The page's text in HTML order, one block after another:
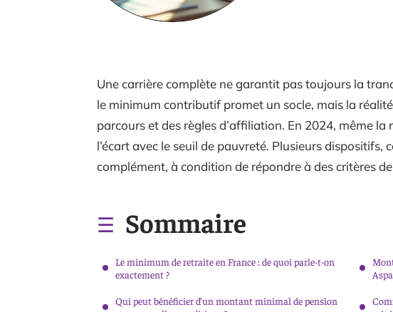
Une carrière complète ne garantit pas toujours la
le minimum contributif promet un socle, mais la
parcours et des règles d’affiliation. En 2024, même
l’écart avec le seuil de pauvreté. Plusieurs dispositifs,
complément, à condition de répondre à des critères
Sommaire
Le minimum de retraite en France : de quoi parle-t-on
exactement ?
Qui peut bénéficier d’un montant minimal de pension